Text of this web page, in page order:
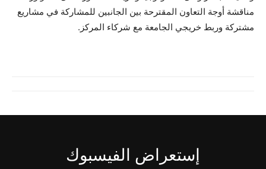
مناقشة أوجة التعاون المقترحة بين الجانبين للمشاركة في مشاريع
مشتركة وربط خريجي الجامعة مع شركاء المركز.
إستعراض الفيسبوك